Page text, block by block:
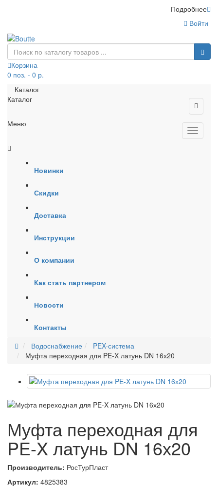
Подробнее
Войти
Корзина
0 поз. - 0 р.
Каталог
Каталог
Меню
Новинки
Скидки
Доставка
Инструкции
О компании
Как стать партнером
Новости
Контакты
Водоснабжение
PEX-система
Муфта переходная для PE-X латунь DN 16х20
Муфта переходная для
PE-X латунь DN 16х20
Производитель: РосТурПласт
Артикул: 4825383